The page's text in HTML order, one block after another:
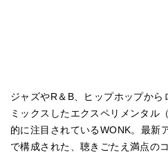
ジャズやR＆B、ヒップホップか
ミックスしたエクスペリメンタル
的に注目されているWONK。最新
で構成された、聴きごたえ満点の